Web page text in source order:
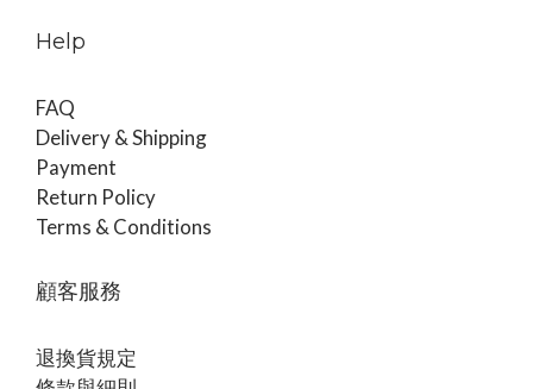
Help
FAQ
Delivery & Shipping
Payment
Return Policy
Terms & Conditions
顧客服務
退換貨規定